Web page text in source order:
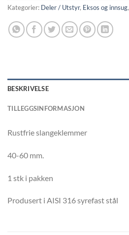
Kategorier: Deler / Utstyr, Eksos og innsug,
BESKRIVELSE
TILLEGGSINFORMASJON
Rustfrie slangeklemmer
40-60 mm.
1 stk i pakken
Produsert i AISI 316 syrefast stål